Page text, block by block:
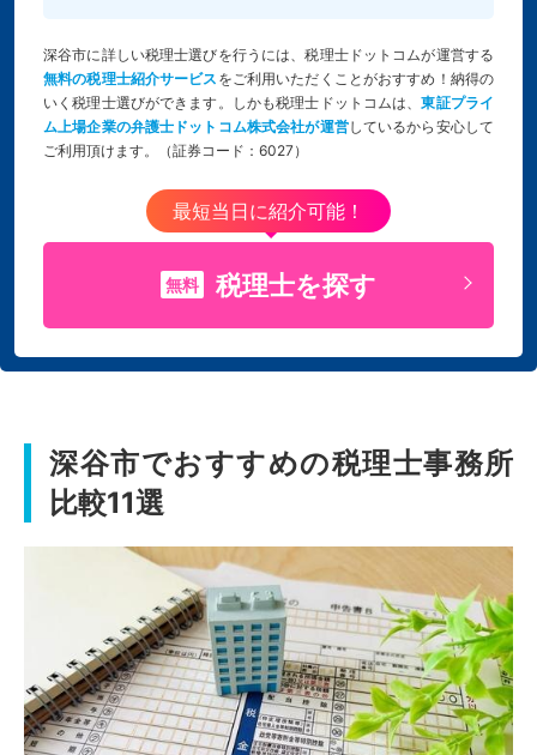
深谷市に詳しい税理士選びを行うには、税理士ドットコムが運営する
無料の税理士紹介サービス をご利用いただくことがおすすめ！納得の
いく税理士選びができます。しかも税理士ドットコムは、東証プライ
ム上場企業の弁護士ドットコム株式会社が運営しているから安心して
ご利用頂けます。（証券コード：6027）
最短当日に紹介可能！
無料 税理士を探す
深谷市でおすすめの税理士事務所
比較11選